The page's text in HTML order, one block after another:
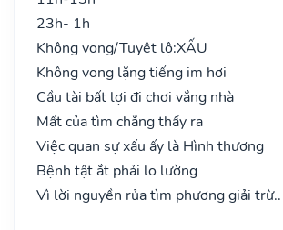
23h- 1h
Không vong/Tuyệt lộ:XẤU
Không vong lặng tiếng im hơi
Cầu tài bất lợi đi chơi vắng nhà
Mất của tìm chẳng thấy ra
Việc quan sự xấu ấy là Hình thương
Bệnh tật ắt phải lo lường
Vì lời nguyền rủa tìm phương giải trừ..